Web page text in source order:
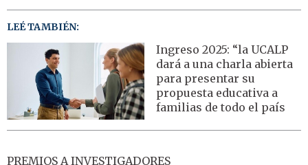
LEÉ TAMBIÉN:
Ingreso 2025: “la UCALP
dará a una charla abierta
para presentar su
propuesta educativa a
familias de todo el país
PREMIOS A INVESTIGADORES